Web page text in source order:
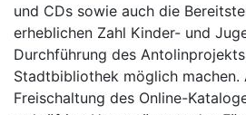
und CDs sowie auch die
erheblichen Zahl Kinder- und
Durchführung des
Stadtbibliothek möglich machen.
Freischaltung des Online-